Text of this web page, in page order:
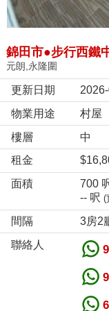
錦田市●步行西鐵
元朗,永隆圍
更新日期
物業用途
村屋
樓層
中
租金
面積
700
-- 呎 (
間隔
3房2
聯絡人